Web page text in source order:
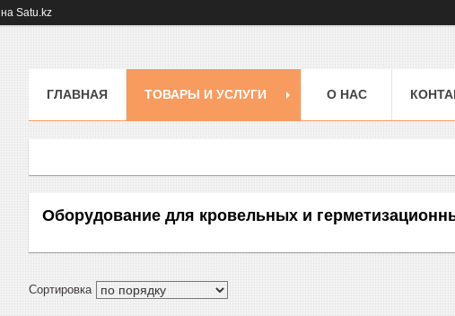
на Satu.kz
ГЛАВНАЯ ТОВАРЫ И УСЛУГИ О НАС
Оборудование для кровельных и